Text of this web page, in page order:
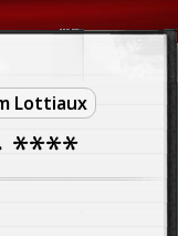
Lottiaux
****